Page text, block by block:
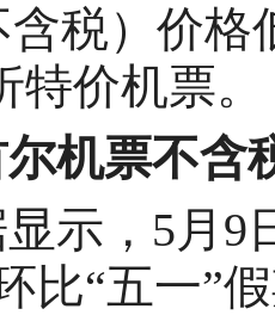
税）价格
价机票。
机票不含
示，5月
比“五一”